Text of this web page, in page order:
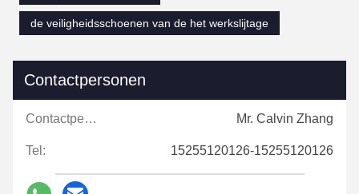
de veiligheidsschoenen van de het werkslijtage
Contactpersonen
Contactpersonen: Mr. Calvin Zhang
Tel: 15255120126-15255120126